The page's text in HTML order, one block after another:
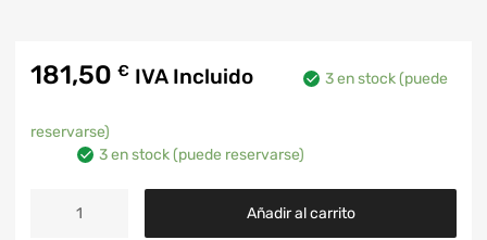
181,50 € IVA Incluido 3 en stock (puede
reservarse)
3 en stock (puede reservarse)
Añadir al carrito